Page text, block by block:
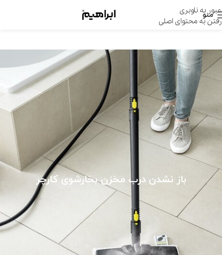
عبور به ناوبری
رفتن به محتوای اصلی
منو
باز نشدن درب مخزن بخارشوی کارچر